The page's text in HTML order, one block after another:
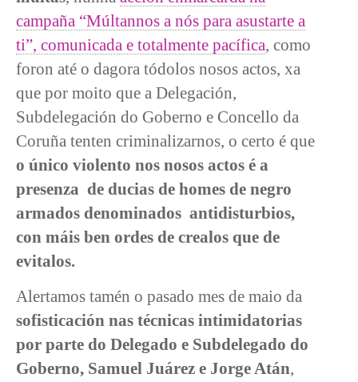
campaña “Múltannos a nós para asustarte a
ti”, comunicada e totalmente pacífica , como
foron até o dagora tódolos nosos actos, xa
que por moito que a Delegación,
Subdelegación do Goberno e Concello da
Coruña tenten criminalizarnos, o certo é que
o único violento nos nosos actos é a
presenza de ducias de homes de negro
armados denominados antidisturbios,
con máis ben ordes de crealos que de
evitalos.
Alertamos tamén o pasado mes de maio da
sofisticación nas técnicas intimidatorias
por parte do Delegado e Subdelegado do
Goberno, Samuel Juárez e Jorge Atán,